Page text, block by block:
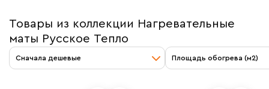
Товары из коллекции Нагревательные
маты Русское Тепло
Сначала дешевые Площадь обогрева (м2)